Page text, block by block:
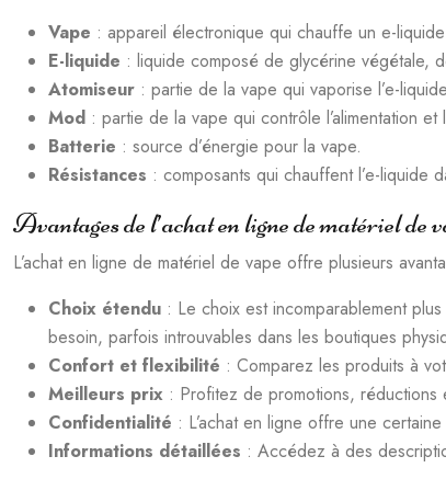
Vape : appareil électronique qui chauffe un e-
E-liquide : liquide composé de glycérine végétale,
Atomiseur : partie de la vape qui vaporise l’e-
Mod : partie de la vape qui contrôle l’alimentation et
Batterie : source d’énergie pour la vape.
Résistances : composants qui chauffent l’e-liquide
Avantages de l’achat en ligne de matériel de
L’achat en ligne de matériel de vape offre plusieurs
Choix étendu : Le choix est incomparablement
besoin, parfois introuvables dans les boutiques
Confort et flexibilité : Comparez les produits à
Meilleurs prix : Profitez de promotions,
Confidentialité : L’achat en ligne offre une
Informations détaillées : Accédez à des